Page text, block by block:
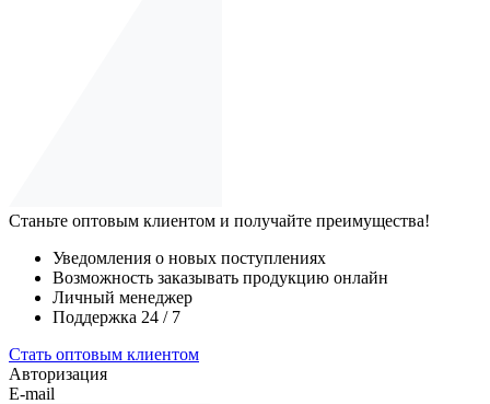
Станьте оптовым клиентом и получайте преимущества!
Уведомления о новых поступлениях
Возможность заказывать продукцию онлайн
Личный менеджер
Поддержка 24 / 7
Стать оптовым клиентом
Авторизация
E-mail